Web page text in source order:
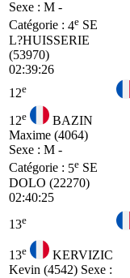
Sexe : M -
Catégorie : 4e SE
L?HUISSERIE
(53970)
02:39:26
12e
12e
BAZIN
Maxime (4064)
Sexe : M -
Catégorie : 5e SE
DOLO (22270)
02:40:25
13e
13e
KERVIZIC
Kevin (4542) Sexe :